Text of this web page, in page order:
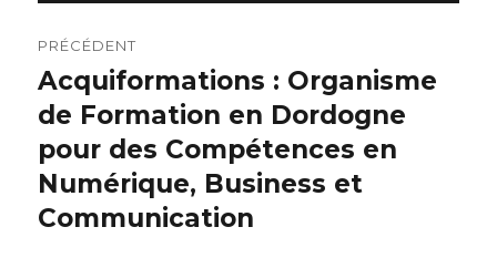
de
l’article
PRÉCÉDENT
Article
précédent :
Acquiformations : Organisme
de Formation en Dordogne
pour des Compétences en
Numérique, Business et
Communication